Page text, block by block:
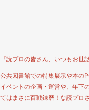
『読プロの皆さん、いつもお世
公共図書館での特集展示や本の
イベントの企画・運営や、年下
てはまさに百戦錬磨！な読プロ